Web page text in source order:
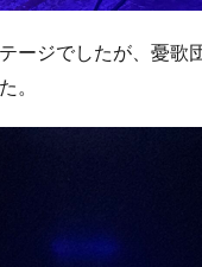
ージでしたが、憂歌
。